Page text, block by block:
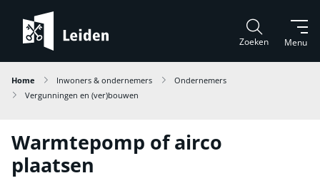
Menu
Zoeken
Home Inwoners & ondernemers
Ondernemers
Vergunningen en (ver)bouwen
Warmtepomp of airco
plaatsen